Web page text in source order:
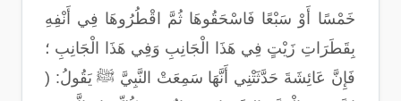
خَمْسًا أَوْ سَبْعًا فَاسْحَقُوهَا ثُمَّ اقْطُرُوهَا فِي أَنْفِهِ
بِقَطَرَاتِ زَيْتٍ فِي هَذَا الْجَانِبِ وَفِي هَذَا الْجَانِبِ ؛
فَإِنَّ عَائِشَةَ حَدَّثَتْنِي أَنَّهَا سَمِعَتْ النَّبِيَّ ﷺ يَقُولُ: (